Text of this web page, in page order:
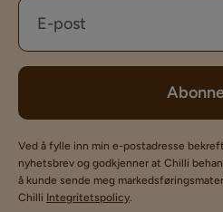
Ved å fylle inn min e-postadresse
nyhetsbrev og godkjenner at Chilli
å kunde sende meg
Chilli Integritetspolicy.